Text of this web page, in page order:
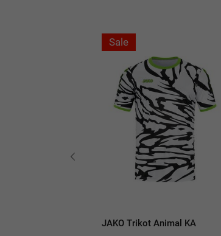
Sale
JAKO Trikot Animal KA